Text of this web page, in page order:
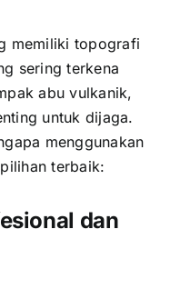
memiliki topografi
sering terkena
abu vulkanik,
untuk dijaga.
menggunakan
terbaik:
dan